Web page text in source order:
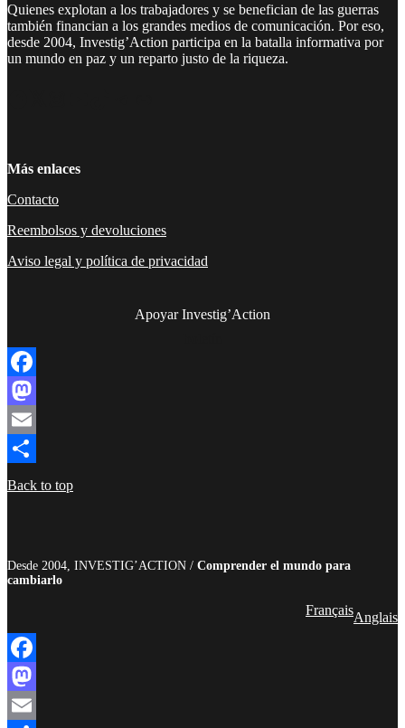
Quienes explotan a los trabajadores y se benefician de las guerras
también financian a los grandes medios de comunicación. Por eso,
desde 2004, Investig’Action participa en la batalla informativa por
un mundo en paz y un reparto justo de la riqueza.
Más enlaces
Contacto
Reembolsos y devoluciones
Aviso legal y política de privacidad
Apoyar Investig’Action
Facebook
Mastodon
Email
Compartir
Back to top
Desde 2004, INVESTIG’ACTION / Comprender el mundo para
cambiarlo
FrançaisAnglais
Facebook
Mastodon